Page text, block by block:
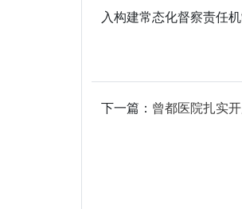
入构建常态化督察责任
下一篇： 曾都医院扎实